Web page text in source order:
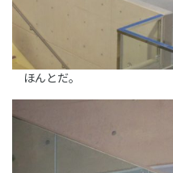
ほんとだ。